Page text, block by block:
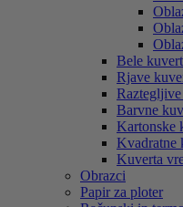
Bele
Rjave
Barvne
Kartonske
Kvadratne
Kuverta
Obrazci
Papir za ploter